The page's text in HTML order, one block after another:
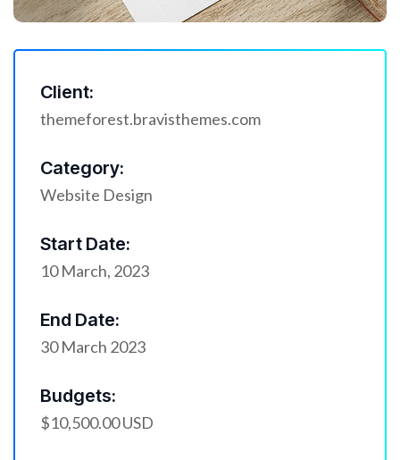
Client:
themeforest.bravisthemes.com
Category:
Website Design
Start Date:
10 March, 2023
End Date:
30 March 2023
Budgets:
$10,500.00 USD